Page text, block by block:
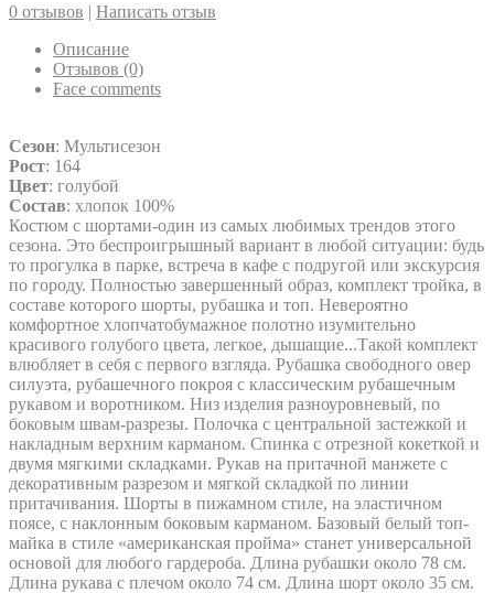
0 отзывов | Написать отзыв
Описание
Отзывов (0)
Face comments
Сезон: Мультисезон
Рост: 164
Цвет: голубой
Состав: хлопок 100%
Костюм с шортами-один из самых любимых трендов этого
сезона. Это беспроигрышный вариант в любой ситуации: будь
то прогулка в парке, встреча в кафе с подругой или экскурсия
по городу. Полностью завершенный образ, комплект тройка, в
составе которого шорты, рубашка и топ. Невероятно
комфортное хлопчатобумажное полотно изумительно
красивого голубого цвета, легкое, дышащие...Такой комплект
влюбляет в себя с первого взгляда. Рубашка свободного овер
силуэта, рубашечного покроя с классическим рубашечным
рукавом и воротником. Низ изделия разноуровневый, по
боковым швам-разрезы. Полочка с центральной застежкой и
накладным верхним карманом. Спинка с отрезной кокеткой и
двумя мягкими складками. Рукав на притачной манжете с
декоративным разрезом и мягкой складкой по линии
притачивания. Шорты в пижамном стиле, на эластичном
поясе, с наклонным боковым карманом. Базовый белый топ-
майка в стиле «американская пройма» станет универсальной
основой для любого гардероба. Длина рубашки около 78 см.
Длина рукава с плечом около 74 см. Длина шорт около 35 см.